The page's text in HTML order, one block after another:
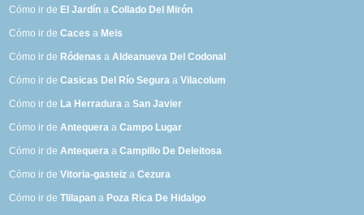
Cómo ir de El Jardín aCollado Del Mirón
Cómo ir deCaces a Meis
Cómo ir de Ródenas aAldeanueva Del Codonal
Cómo ir deCasicas Del Río Segura aVilacolum
Cómo ir de La Herradura aSan Javier
Cómo ir deAntequera aCampo Lugar
Cómo ir deAntequera aCampillo De Deleitosa
Cómo ir deVitoria-gasteiz aCezura
Cómo ir deTlilapan a Poza Rica De Hidalgo